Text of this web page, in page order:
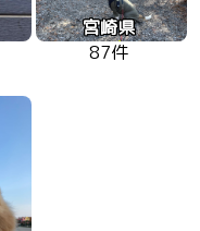
宮崎県
87件